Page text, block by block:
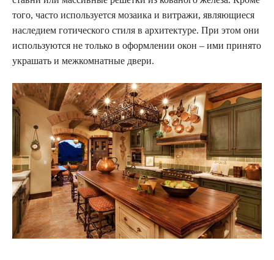
того, часто используется мозаика и витражи, являющиеся
наследием готического стиля в архитектуре. При этом они
используются не только в оформлении окон – ими принято
украшать и межкомнатные двери.